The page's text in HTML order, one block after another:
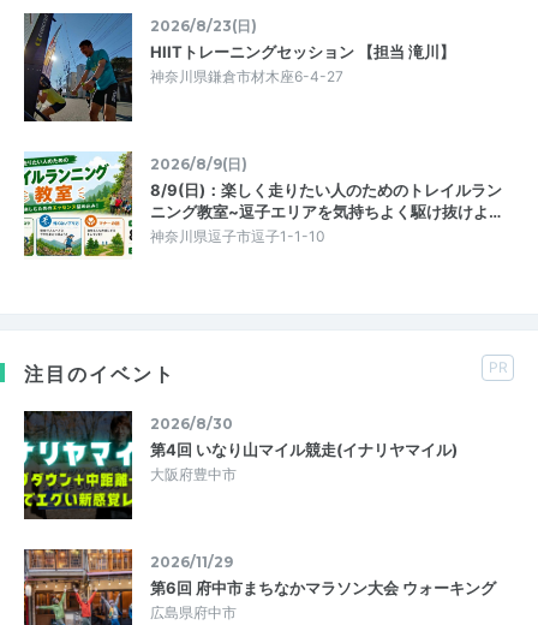
2026/8/23(日)
HIITトレーニングセッション 【担当 滝川】
神奈川県鎌倉市材木座6-4-27
2026/8/9(日)
8/9(日)：楽しく走りたい人のためのトレイルラン
ニング教室~逗子エリアを気持ちよく駆け抜けよ…
神奈川県逗子市逗子1-1-10
注目のイベント PR
2026/8/30
第4回 いなり山マイル競走(イナリヤマイル)
大阪府豊中市
2026/11/29
第6回 府中市まちなかマラソン大会 ウォーキング
広島県府中市